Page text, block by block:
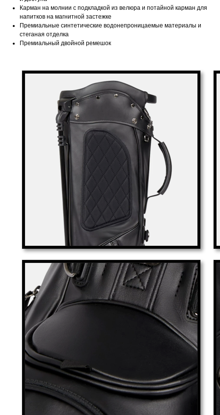
Карман на молнии с подкладкой из велюра и потайной карман для
напитков на магнитной застежке
Премиальные синтетические водонепроницаемые материалы и
стеганая отделка
Премиальный двойной ремешок